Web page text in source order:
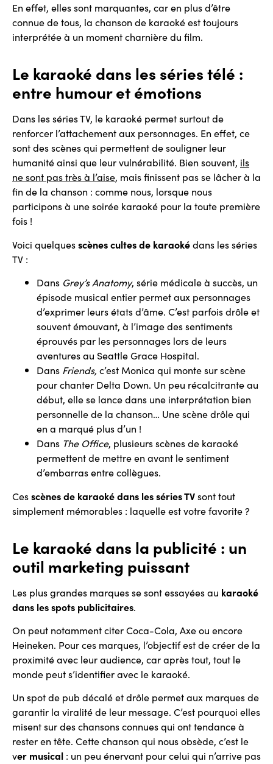
En effet, elles sont marquantes, car en plus d’être
connue de tous, la chanson de karaoké est toujours
interprétée à un moment charnière du film.
Le karaoké dans les séries télé :
entre humour et émotions
Dans les séries TV, le karaoké permet surtout de
renforcer l’attachement aux personnages. En effet, ce
sont des scènes qui permettent de souligner leur
humanité ainsi que leur vulnérabilité. Bien souvent, ils
ne sont pas très à l’aise, mais finissent pas se lâcher à la
fin de la chanson : comme nous, lorsque nous
participons à une soirée karaoké pour la toute première
fois !
Voici quelquesscènes cultes de karaokédans les séries
TV :
Dans Grey’s Anatomy, série médicale à succès, un
épisode musical entier permet aux personnages
d’exprimer leurs états d’âme. C’est parfois drôle et
souvent émouvant, à l’image des sentiments
éprouvés par les personnages lors de leurs
aventures au Seattle Grace Hospital.
Dans Friends, c’est Monica qui monte sur scène
pour chanter Delta Down. Un peu récalcitrante au
début, elle se lance dans une interprétation bien
personnelle de la chanson… Une scène drôle qui
en a marqué plus d’un !
Dans The Office, plusieurs scènes de karaoké
permettent de mettre en avant le sentiment
d’embarras entre collègues.
Cesscènes de karaoké dans les séries TVsont tout
simplement mémorables : laquelle est votre favorite ?
Le karaoké dans la publicité : un
outil marketing puissant
Les plus grandes marques se sont essayées au karaoké
dans les spots publicitaires.
On peut notamment citer Coca-Cola, Axe ou encore
Heineken. Pour ces marques, l’objectif est de créer de la
proximité avec leur audience, car après tout, tout le
monde peut s’identifier avec le karaoké.
Un spot de pub décalé et drôle permet aux marques de
garantir la viralité de leur message. C’est pourquoi elles
misent sur des chansons connues qui ont tendance à
rester en tête. Cette chanson qui nous obsède, c’est le
ver musical : un peu énervant pour celui qui n’arrive pas